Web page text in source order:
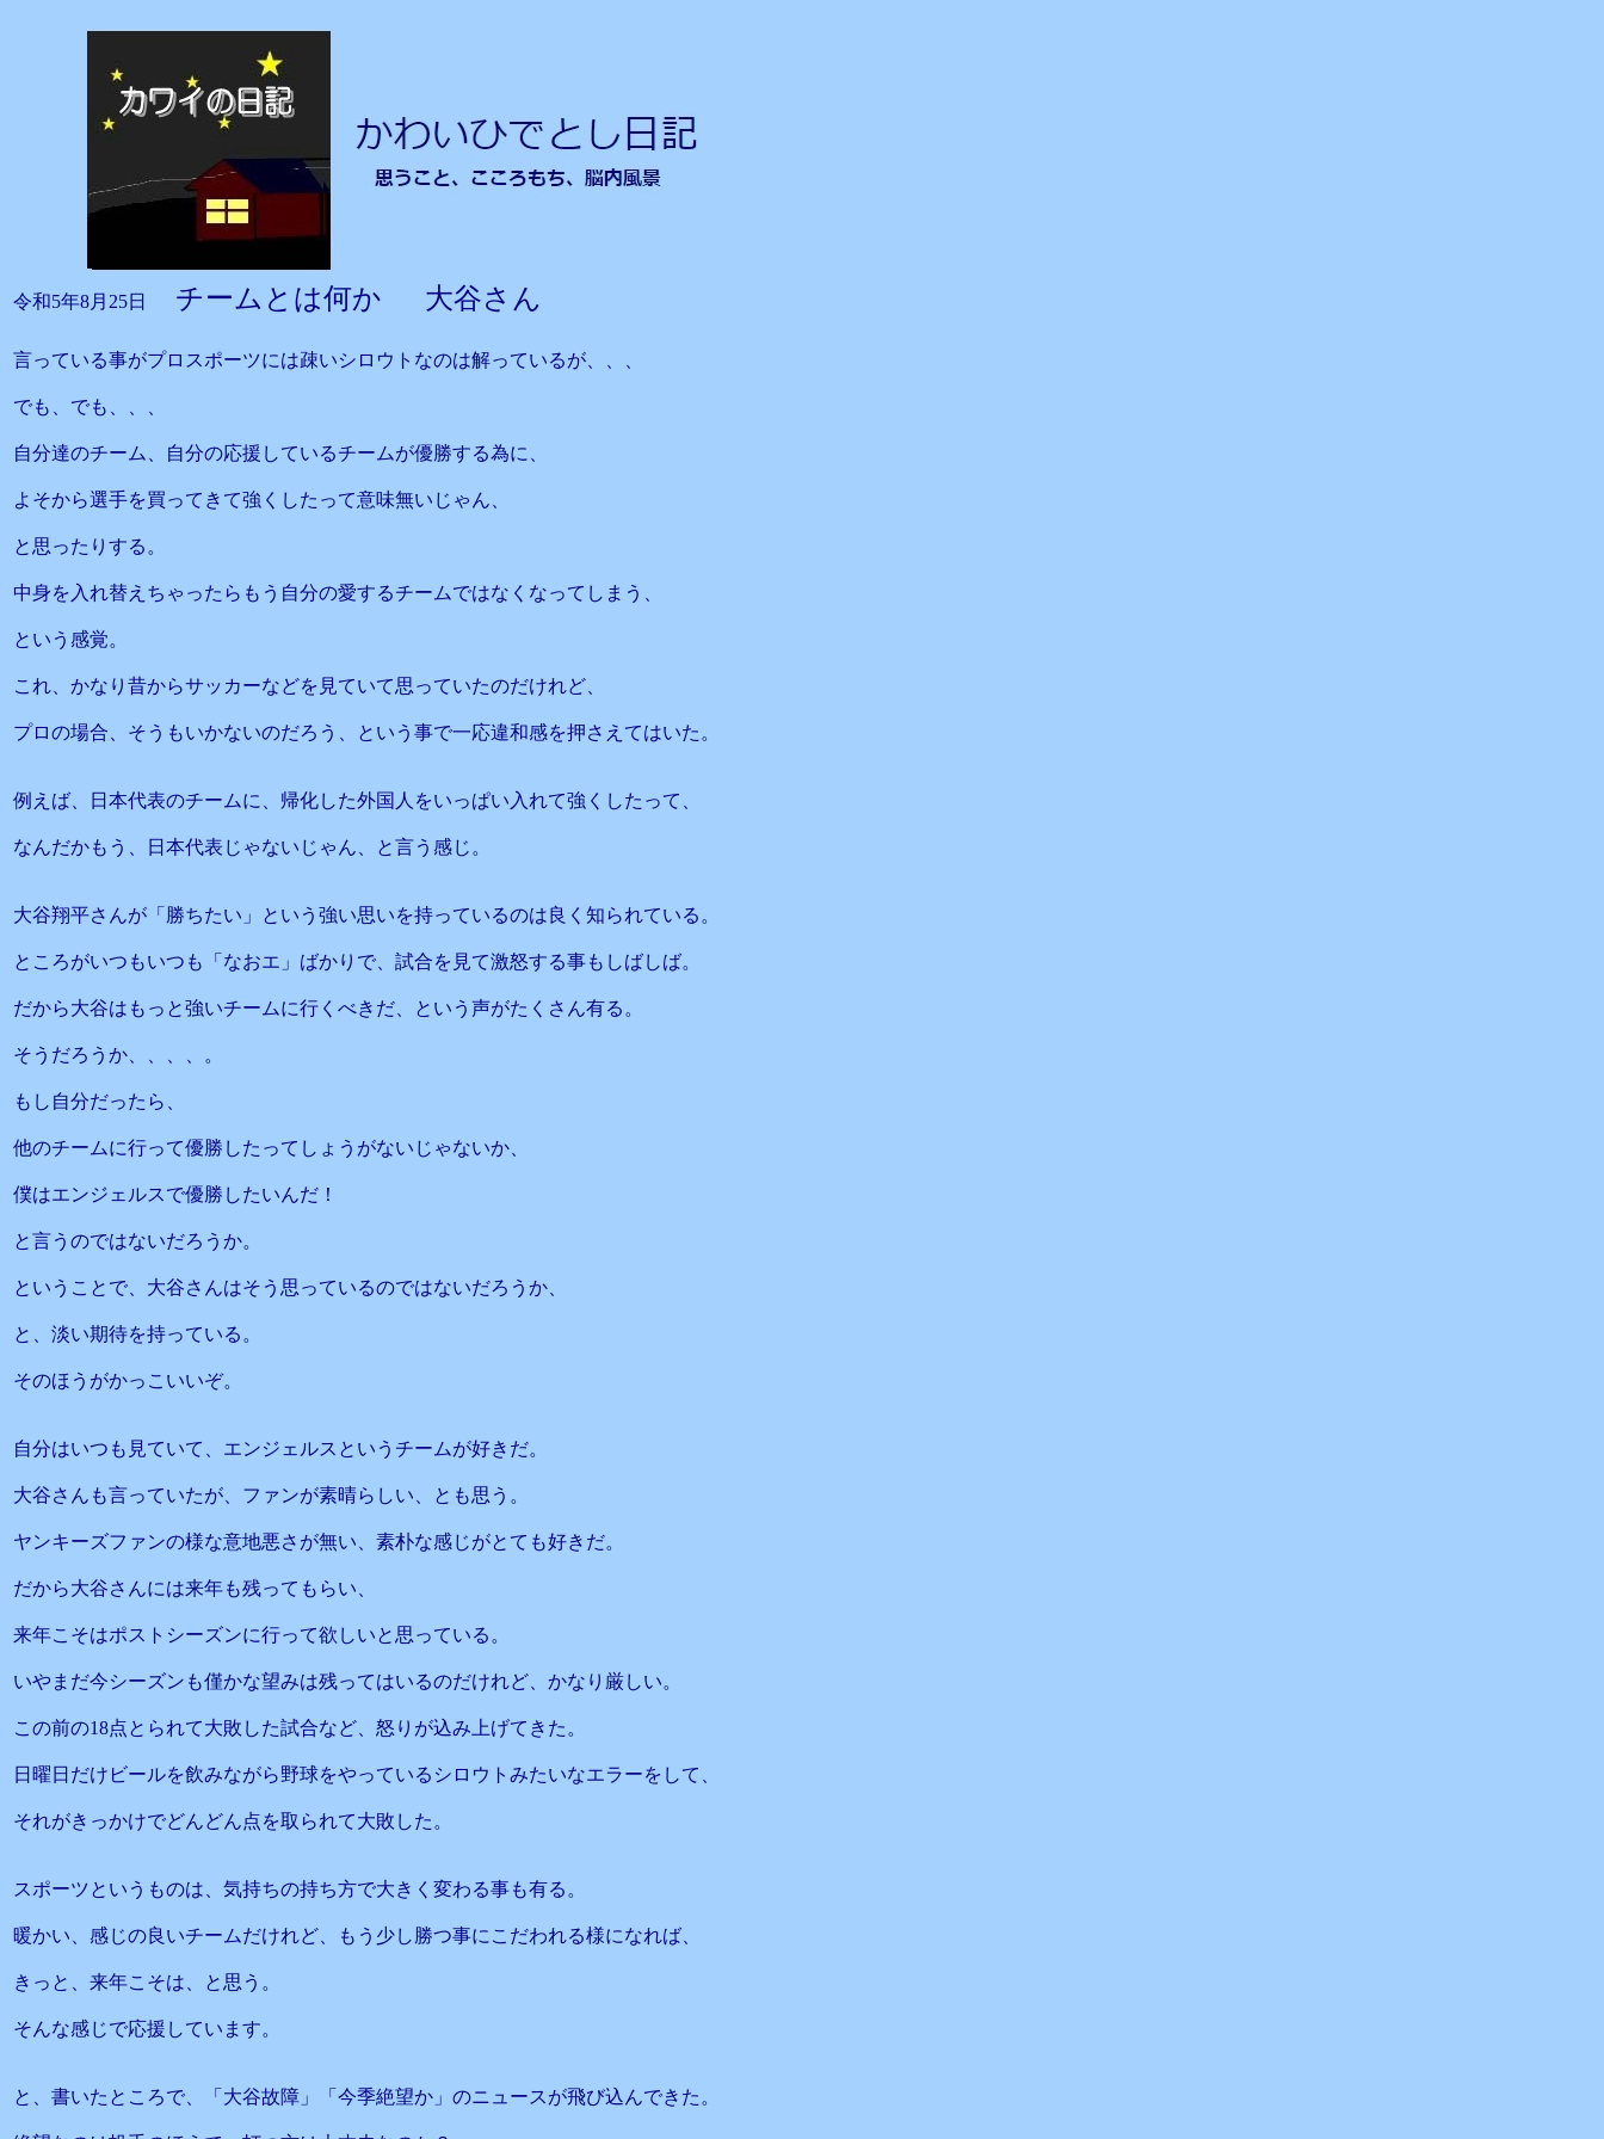
令和5年8月25日 チームとは何か 大谷さん
言っている事がプロスポーツには疎いシロウトなのは解っているが、、、
でも、でも、、、
自分達のチーム、自分の応援しているチームが優勝する為に、
よそから選手を買ってきて強くしたって意味無いじゃん、
と思ったりする。
中身を入れ替えちゃったらもう自分の愛するチームではなくなってしまう、
という感覚。
これ、かなり昔からサッカーなどを見ていて思っていたのだけれど、
プロの場合、そうもいかないのだろう、という事で一応違和感を押さえてはいた。
例えば、日本代表のチームに、帰化した外国人をいっぱい入れて強くしたって、
なんだかもう、日本代表じゃないじゃん、と言う感じ。
大谷翔平さんが「勝ちたい」という強い思いを持っているのは良く知られている。
ところがいつもいつも「なおエ」ばかりで、試合を見て激怒する事もしばしば。
だから大谷はもっと強いチームに行くべきだ、という声がたくさん有る。
そうだろうか、、、、。
もし自分だったら、
他のチームに行って優勝したってしょうがないじゃないか、
僕はエンジェルスで優勝したいんだ！
と言うのではないだろうか。
ということで、大谷さんはそう思っているのではないだろうか、
と、淡い期待を持っている。
そのほうがかっこいいぞ。
自分はいつも見ていて、エンジェルスというチームが好きだ。
大谷さんも言っていたが、ファンが素晴らしい、とも思う。
ヤンキーズファンの様な意地悪さが無い、素朴な感じがとても好きだ。
だから大谷さんには来年も残ってもらい、
来年こそはポストシーズンに行って欲しいと思っている。
いやまだ今シーズンも僅かな望みは残ってはいるのだけれど、かなり厳しい。
この前の18点とられて大敗した試合など、怒りが込み上げてきた。
日曜日だけビールを飲みながら野球をやっているシロウトみたいなエラーをして、
それがきっかけでどんどん点を取られて大敗した。
スポーツというものは、気持ちの持ち方で大きく変わる事も有る。
暖かい、感じの良いチームだけれど、もう少し勝つ事にこだわれる様になれば、
きっと、来年こそは、と思う。
そんな感じで応援しています。
と、書いたところで、「大谷故障」「今季絶望か」のニュースが飛び込んできた。